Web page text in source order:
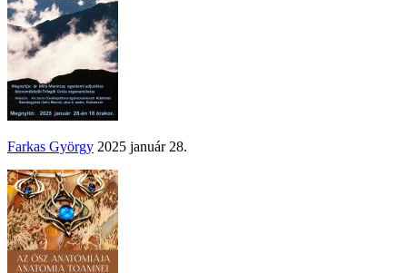
Farkas György 2025 január 28.